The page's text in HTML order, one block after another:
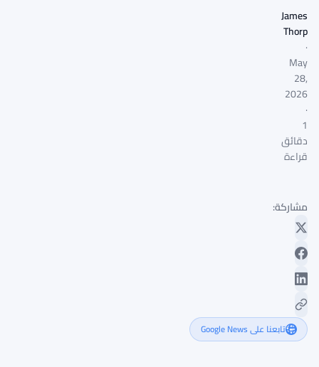
James
Thorp
·
May
28,
2026
·
1
دقائق
قراءة
مشاركة:
تابعنا على Google News